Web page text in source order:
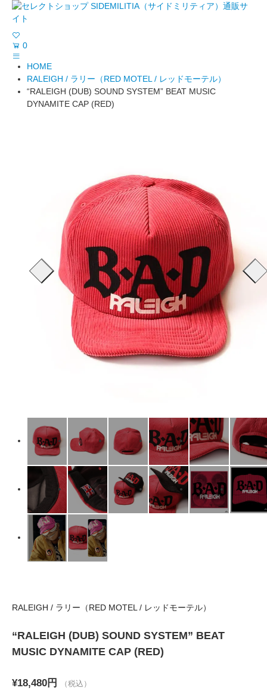
0
HOME
RALEIGH / ラリー（RED MOTEL / レッドモーテル）
“RALEIGH (DUB) SOUND SYSTEM” BEAT MUSIC
DYNAMITE CAP (RED)
RALEIGH / ラリー（RED MOTEL / レッドモーテル）
“RALEIGH (DUB) SOUND SYSTEM” BEAT
MUSIC DYNAMITE CAP (RED)
¥18,480円 （税込）